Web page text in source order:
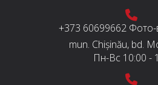
+373 60699662 Фото-
mun. Chișinău, bd.
Пн-Вс 10:00 -